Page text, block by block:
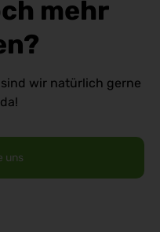
mehr
wir natürlich gerne
uns